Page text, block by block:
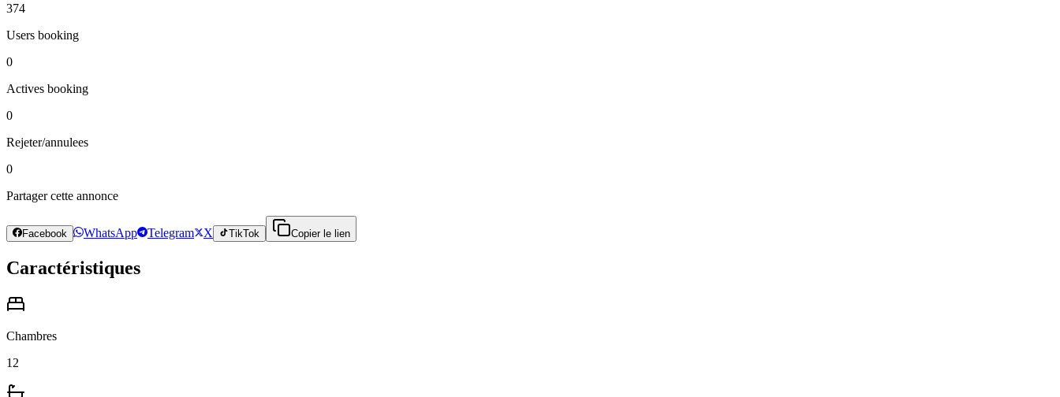
374
Users booking
0
Actives booking
0
Rejeter/annulees
0
Partager cette annonce
Facebook WhatsApp Telegram X TikTok Copier le lien
Caractéristiques
Chambres
12